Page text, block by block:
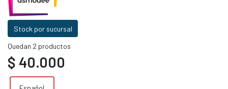
Stock por sucursal
Quedan 2 productos
$ 40.000